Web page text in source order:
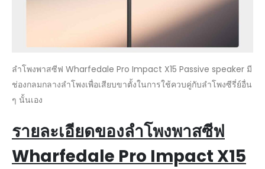
ลำโพงพาสซีฟ Wharfedale Pro Impact X15 Passive speaker มี
ช่องกลมกลางลำโพงเพื่อเสียบขาตั้งในการใช้ควบคู่กับลำโพงซีรี่ย์อื่น
ๆ นั้นเอง
รายละเอียดของลำโพงพาสซีฟ
Wharfedale Pro Impact X15